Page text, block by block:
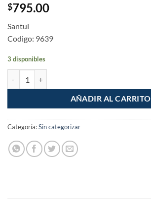
$795.00
Santul
Codigo: 9639
3 disponibles
AÑADIR AL CARRITO
Categoría:Sin categorizar